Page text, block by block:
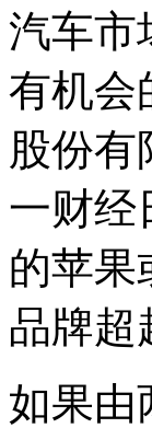
汽车市
有机会
股份
一财经
的苹果
品牌超
如果由